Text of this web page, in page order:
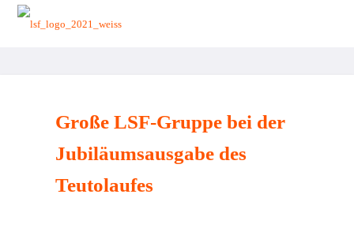
Große LSF-Gruppe bei der
Jubiläumsausgabe des
Teutolaufes